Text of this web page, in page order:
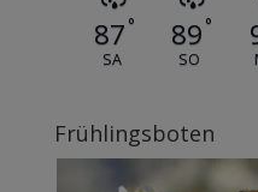
87 °
SA
89 °
SO
Frühlingsboten